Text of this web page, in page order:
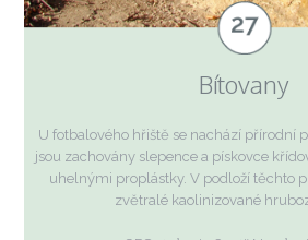
Bítovany
U fotbalového hřiště se nachází přírodní
jsou zachovány slepence a pískovce
uhelnými proplástky. V podloží těchto
zvětralé kaolinizované